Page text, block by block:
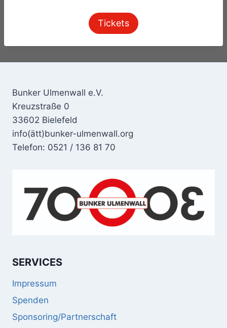
Tickets
Bunker Ulmenwall e.V.
Kreuzstraße 0
33602 Bielefeld
info(ätt)bunker-ulmenwall.org
Telefon: 0521 / 136 81 70
SERVICES
Impressum
Spenden
Sponsoring/Partnerschaft